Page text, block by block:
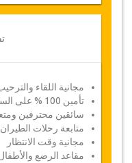
مجانية اللقاء
تأمين 100 % على السفر
سائقين محترفين
متابعة رحلات
مجانية وقت الانتظار
مقاعد الرضع